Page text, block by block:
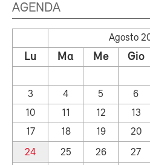
AGENDA
Agosto
Lu Ma Me Gio
3
4 5 6
10
11 12 13
17
18 19 20
24
25 26 27